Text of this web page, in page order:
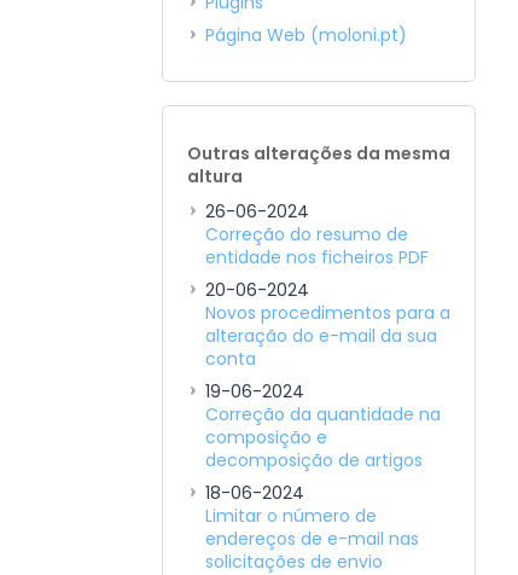
Página Web (moloni.pt)
Outras alterações da mesma
altura
26-06-2024
Correção do resumo de
entidade nos ficheiros PDF
20-06-2024
Novos procedimentos para a
alteração do e-mail da sua
conta
19-06-2024
Correção da quantidade na
composição e
decomposição de artigos
18-06-2024
Limitar o número de
endereços de e-mail nas
solicitações de envio